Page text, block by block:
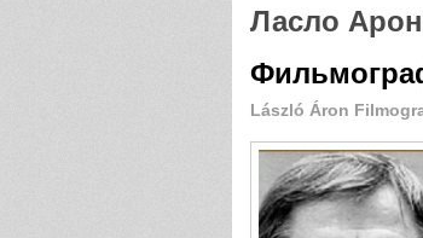
Ласло Арон
László Áron